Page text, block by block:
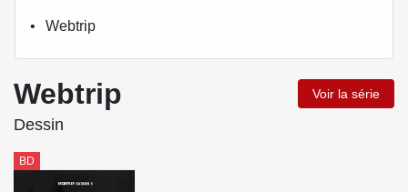
Webtrip
Webtrip Voir la série
Dessin
BD